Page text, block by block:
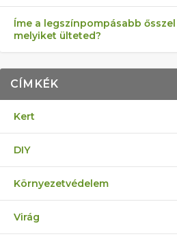
Íme a legszínpompásabb
melyiket ülteted?
CÍMKÉK
Kert
DIY
Környezetvédelem
Virág